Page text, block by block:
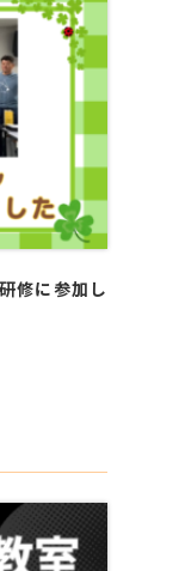
修に参加し